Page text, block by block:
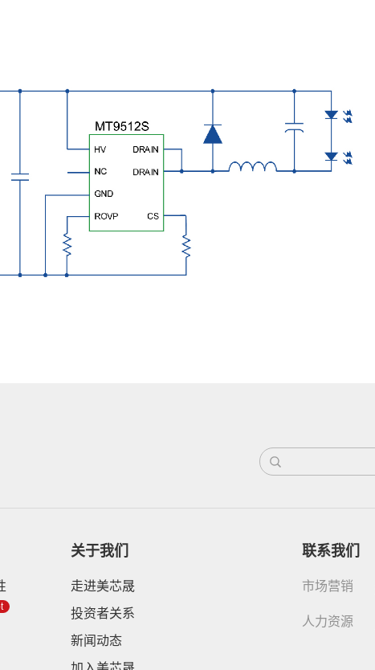
关于我们
走进美芯晟
投资者关系
新闻动态
联系我们
市场营销
人力资源